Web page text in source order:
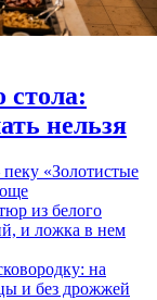
стола:
нельзя
«Золотистые
из белого
и ложка в нем
на
и без дрожжей